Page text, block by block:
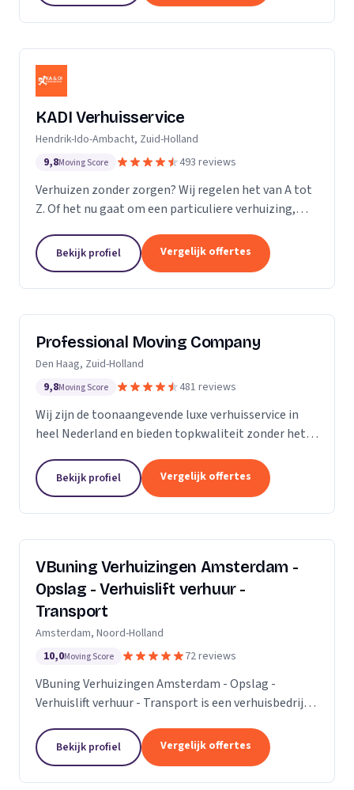
KADI Verhuisservice
Hendrik-Ido-Ambacht, Zuid-Holland
9,8Moving Score 493 reviews
Verhuizen zonder zorgen? Wij regelen het van A tot
Z. Of het nu gaat om een particuliere verhuizing,
snel, zorgvuldig en betrouwbaar. Van inpakken en
monteren tot transport en tijdelijke opslag — u
kunt op ons rekenen. Met onze professionele
Bekijk profiel Vergelijk offertes
Professional Moving Company
Den Haag, Zuid-Holland
9,8Moving Score 481 reviews
Wij zijn de toonaangevende luxe verhuisservice in
heel Nederland en bieden topkwaliteit zonder het
verhuisproces te transformeren in een naadloze en...
Bekijk profiel Vergelijk offertes
VBuning Verhuizingen Amsterdam -
Opslag - Verhuislift verhuur -
Transport
Amsterdam, Noord-Holland
10,0Moving Score 72 reviews
VBuning Verhuizingen Amsterdam - Opslag -
Verhuislift verhuur - Transport is een verhuisbedrijf
Bekijk profiel Vergelijk offertes